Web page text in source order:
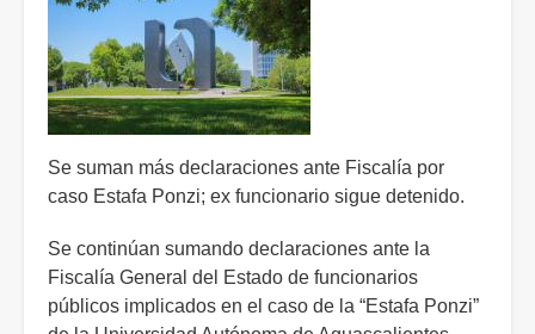
universidades:
rector
de
la
UAA
Se suman más declaraciones ante Fiscalía por
caso Estafa Ponzi; ex funcionario sigue detenido.
Se continúan sumando declaraciones ante la
Fiscalía General del Estado de funcionarios
públicos implicados en el caso de la “Estafa Ponzi”